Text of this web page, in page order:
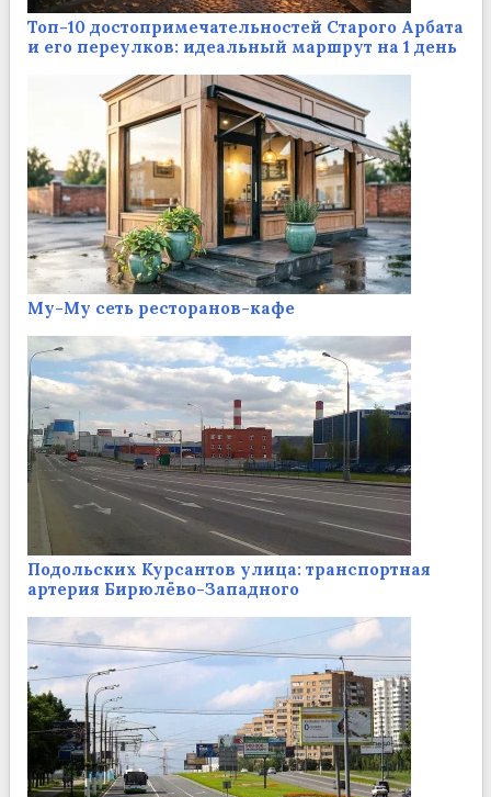
Топ-10 достопримечательностей Старого Арбата
и его переулков: идеальный маршрут на 1 день
Му-Му сеть ресторанов-кафе
Подольских Курсантов улица: транспортная
артерия Бирюлёво-Западного